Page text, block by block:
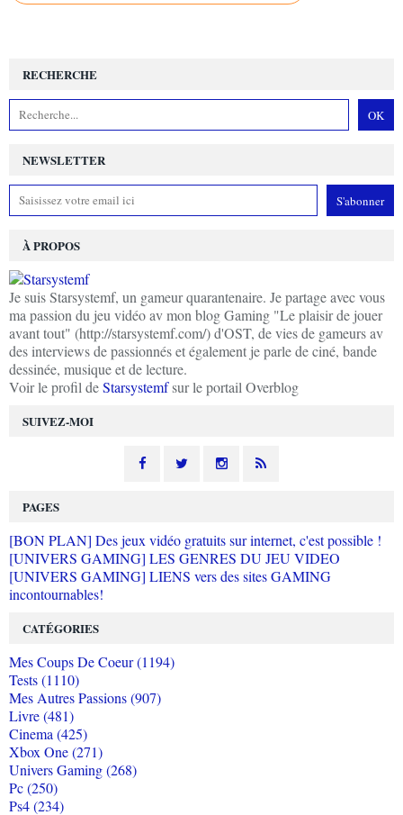
NEWSLETTER
SUIVEZ-MOI
RECHERCHE
À PROPOS
Je suis Starsystemf, un gameur quarantenaire. Je partage avec vous
ma passion du jeu vidéo av mon blog Gaming "Le plaisir de jouer
avant tout" (http://starsystemf.com/) d'OST, de vies de gameurs av
des interviews de passionnés et également je parle de ciné, bande
dessinée, musique et de lecture.
Voir le profil deStarsystemfsur le portail Overblog
PAGES
[BON PLAN] Des jeux vidéo gratuits sur internet, c'est possible !
[UNIVERS GAMING] LES GENRES DU JEU VIDEO
[UNIVERS GAMING] LIENS vers des sites GAMING
incontournables!
CATÉGORIES
Mes Coups De Coeur (1194)
Tests (1110)
Mes Autres Passions (907)
Livre (481)
Cinema (425)
Xbox One (271)
Univers Gaming (268)
Pc (250)
Ps4 (234)